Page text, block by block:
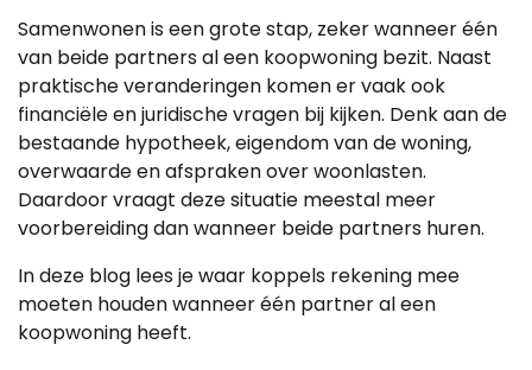
Samenwonen is een grote stap, zeker wanneer één
van beide partners al een koopwoning bezit. Naast
praktische veranderingen komen er vaak ook
financiële en juridische vragen bij kijken. Denk aan de
bestaande hypotheek, eigendom van de woning,
overwaarde en afspraken over woonlasten.
Daardoor vraagt deze situatie meestal meer
voorbereiding dan wanneer beide partners huren.
In deze blog lees je waar koppels rekening mee
moeten houden wanneer één partner al een
koopwoning heeft.